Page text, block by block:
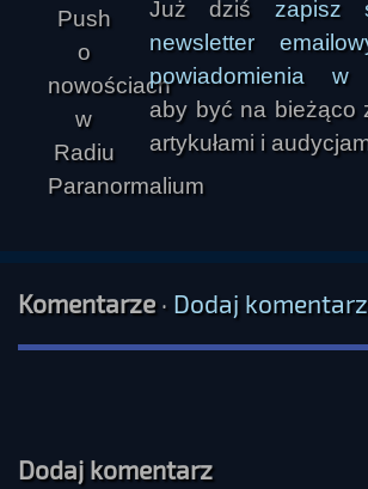
Już dziś zapisz
newsletter
powiadomienia w
aby być na bieżąco
artykułami i
Komentarze· Dodaj komentarz
Dodaj komentarz